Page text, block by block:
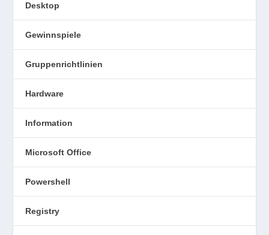
Desktop
Gewinnspiele
Gruppenrichtlinien
Hardware
Information
Microsoft Office
Powershell
Registry